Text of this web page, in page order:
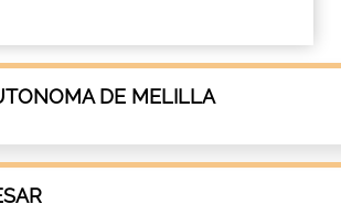
DE MELILLA